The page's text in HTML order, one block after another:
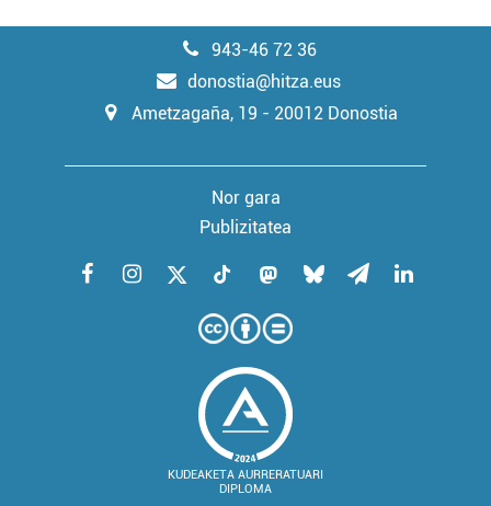
irakurri
943-46 72 36
donostia@hitza.eus
Ametzagaña, 19 - 20012 Donostia
Nor gara
Publizitatea
KUDEAKETA AURRERATUARI
DIPLOMA